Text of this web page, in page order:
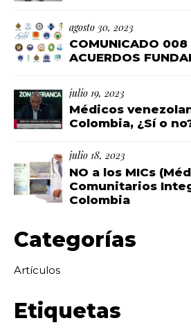
agosto 30, 2023
COMUNICADO 008
ACUERDOS
julio 19, 2023
Médicos
Colombia, ¿Sí o
julio 18, 2023
NO a los MICs
Comunitarios
Colombia
Categorías
Artículos
Etiquetas